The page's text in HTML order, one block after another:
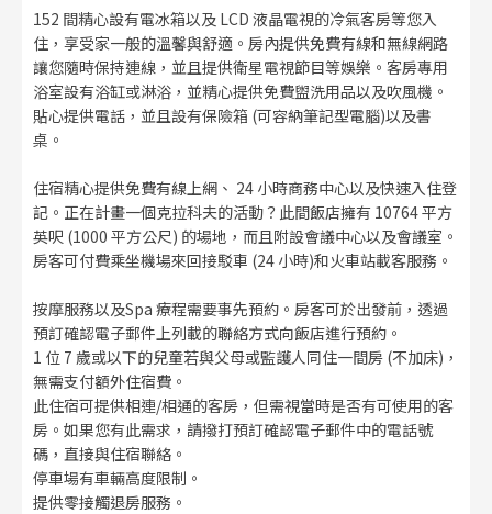
152 間精心設有電冰箱以及 LCD 液晶電視的冷氣客房等您入
住，享受家一般的溫馨與舒適。房內提供免費有線和無線網路
讓您隨時保持連線，並且提供衛星電視節目等娛樂。客房專用
浴室設有浴缸或淋浴，並精心提供免費盥洗用品以及吹風機。
貼心提供電話，並且設有保險箱 (可容納筆記型電腦)以及書
桌。
住宿精心提供免費有線上網、 24 小時商務中心以及快速入住登
記。正在計畫一個克拉科夫的活動？此間飯店擁有 10764 平方
英呎 (1000 平方公尺) 的場地，而且附設會議中心以及會議室。
房客可付費乘坐機場來回接駁車 (24 小時)和火車站載客服務。
按摩服務以及Spa 療程需要事先預約。房客可於出發前，透過
預訂確認電子郵件上列載的聯絡方式向飯店進行預約。
1 位 7 歲或以下的兒童若與父母或監護人同住一間房 (不加床)，
無需支付額外住宿費。
此住宿可提供相連/相通的客房，但需視當時是否有可使用的客
房。如果您有此需求，請撥打預訂確認電子郵件中的電話號
碼，直接與住宿聯絡。
停車場有車輛高度限制。
提供零接觸退房服務。